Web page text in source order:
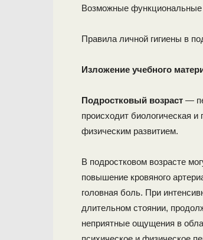
Возможные функциональные
Правила личной гигиены в
Изложение учебного
Подростковый возраст —
происходит биологическая
физическим развитием.
В подростковом возрасте
повышение кровяного
головная боль. При
длительном стоянии,
неприятные ощущения в